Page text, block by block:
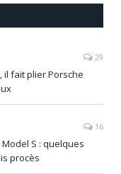
29
il fait plier Porsche
16
S : quelques
procès